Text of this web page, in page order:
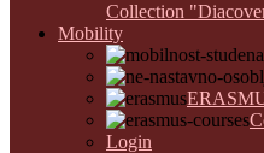
Collection
Mobility
Login